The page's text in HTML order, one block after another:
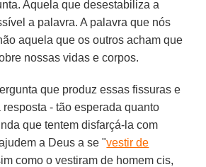
Aquela que desestabiliza a
a palavra. A palavra que nós
aquela que os outros acham que
nossas vidas e corpos.
que produz essas fissuras e
resposta - tão esperada quanto
que tentem disfarçá-la com
a Deus a se "vestir de
como o vestiram de homem cis,